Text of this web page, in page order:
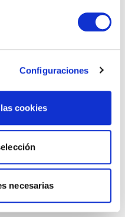
Configuraciones
cookies
necesarias